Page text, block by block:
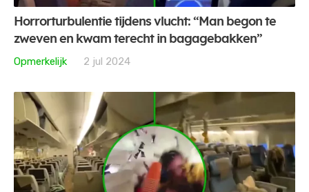
Horrorturbulentie tijdens vlucht: “Man begon te
zweven en kwam terecht in bagagebakken”
Opmerkelijk
2 jul 2024